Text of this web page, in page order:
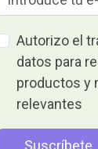
Autorizo el
datos para
productos y
relevantes